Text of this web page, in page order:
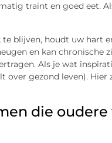
traint en goed eet.
blijven, houdt uw hart
en kan chronische
Als je wat
over gezond leven).
die oudere